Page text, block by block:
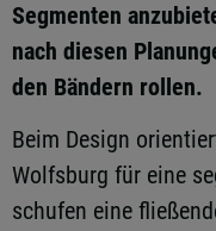
Segmenten
nach diesen
den Bändern rollen.
Beim Design
Wolfsburg für eine
schufen eine